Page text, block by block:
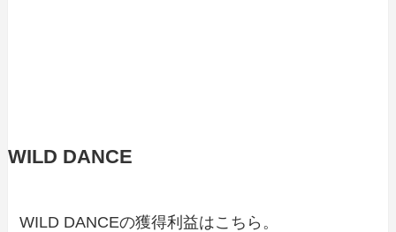
WILD DANCE
WILD DANCEの獲得利益はこちら。